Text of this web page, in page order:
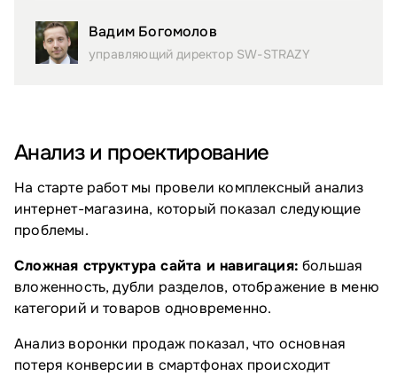
Вадим Богомолов
управляющий директор SW-STRAZY
Анализ и проектирование
На старте работ мы провели комплексный анализ
интернет-магазина, который показал следующие
проблемы.
Сложная структура сайта и навигация: большая
вложенность, дубли разделов, отображение в меню
категорий и товаров одновременно.
Анализ воронки продаж показал, что основная
потеря конверсии в смартфонах происходит